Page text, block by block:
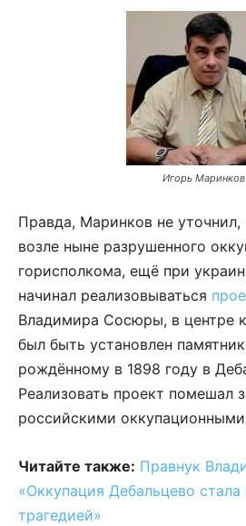
Игорь Маринков
Правда, Маринков не уточнил,
возле ныне разрушенного
горисполкома, ещё при
начинал реализовываться
Владимира Сосюры, в центре
был быть установлен
рождённому в 1898 году в
Реализовать проект помешал
российскими
Читайте также: Правнук
«Оккупация Дебальцево
трагедией»